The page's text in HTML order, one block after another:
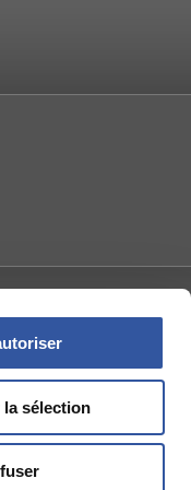
sélection
inévitable ?